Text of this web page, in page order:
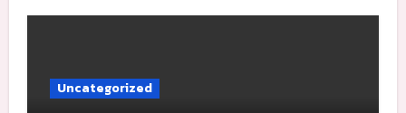
Uncategorized